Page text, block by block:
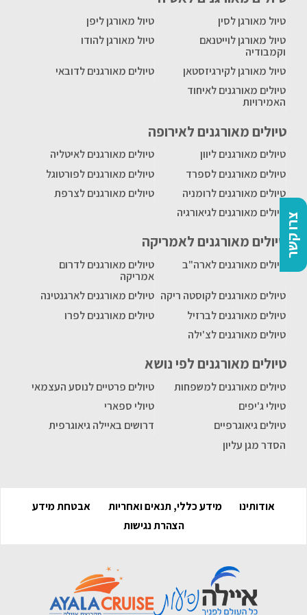
צרו קשר
טיול מאורגן לסין
טיול מאורגן ליפן
טיול מאורגן לוייטנאם
וקמבודיה
טיול מאורגן להודו
טיול מאורגן לקירגיזסטאן
טיולים מאורגנים לדובאי
טיולים מאורגנים לאיחוד
האמירויות
טיולים מאורגנים לאירופה
טיולים מאורגנים ליוון
טיולים מאורגנים לאיטליה
טיולים מאורגנים לספרד
טיולים מאורגנים לפורטוגל
טיולים מאורגנים לרומניה
טיולים מאורגנים לצרפת
טיולים מאורגנים לגיאורגיה
טיולים מאורגנים לאמריקה
טיולים מאורגנים לארה"ב
טיולים מאורגנים לדרום
אמריקה
טיולים מאורגנים לקוסטה ריקה טיולים מאורגנים לארגנטינה
טיולים מאורגנים לברזיל
טיולים מאורגנים לפרו
טיולים מאורגנים לצ'ילה
טיולים מאורגנים לפי נושא
טיולים מאורגנים למשפחות
טיולים פרטיים לנוסע העצמאי
טיולי ג'יפים
טיולי ספארי
טיולים גיאוגרפיים
דרושים באיילה גיאוגרפית
הסדר מגן עליון
אודותינו מידע כללי, תנאים ואחריות
אבטחת מידע
הצהרת נגישות